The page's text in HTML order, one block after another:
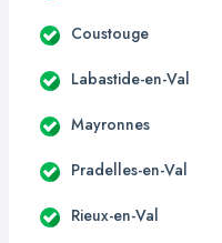
Coustouge
Labastide-en-Val
Mayronnes
Pradelles-en-Val
Rieux-en-Val